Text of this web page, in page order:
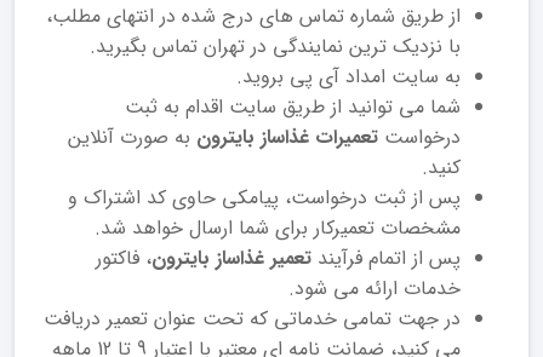
از طریق شماره تماس های درج شده در انتهای مطلب،
با نزدیک ترین نمایندگی در تهران تماس بگیرید.
به سایت امداد آی پی بروید.
شما می توانید از طریق سایت اقدام به ثبت
درخواست تعمیرات غذاساز بایترون به صورت آنلاین
کنید.
پس از ثبت درخواست، پیامکی حاوی کد اشتراک و
مشخصات تعمیرکار برای شما ارسال خواهد شد.
پس از اتمام فرآیند تعمیر غذاساز بایترون، فاکتور
خدمات ارائه می شود.
در جهت تمامی خدماتی که تحت عنوان تعمیر دریافت
می کنید، ضمانت نامه ای معتبر با اعتبار 9 تا 12 ماهه